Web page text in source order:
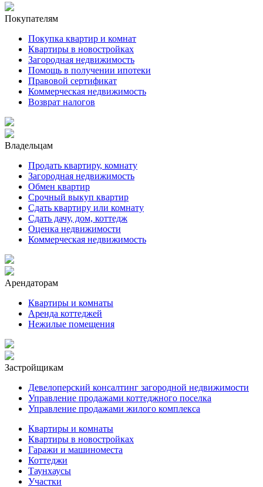
Покупателям
Покупка квартир и комнат
Квартиры в новостройках
Загородная недвижимость
Помощь в получении ипотеки
Правовой сертификат
Коммерческая недвижимость
Возврат налогов
Владельцам
Продать квартиру, комнату
Загородная недвижимость
Обмен квартир
Срочный выкуп квартир
Сдать квартиру или комнату
Сдать дачу, дом, коттедж
Оценка недвижимости
Коммерческая недвижимость
Арендаторам
Квартиры и комнаты
Аренда коттеджей
Нежилые помещения
Застройщикам
Девелоперский консалтинг загородной недвижимости
Управление продажами коттеджного поселка
Управление продажами жилого комплекса
Квартиры и комнаты
Квартиры в новостройках
Гаражи и машиноместа
Коттеджи
Таунхаусы
Участки